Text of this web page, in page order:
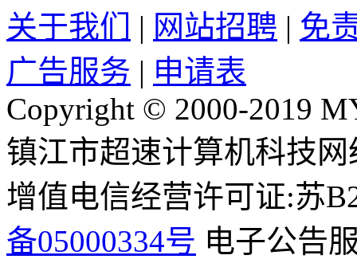
关于我们
| 网站招聘 | 免
广告服务 | 申请表
Copyright © 2000-2019
镇江市超速计算机科技
增值电信经营许可证:苏
备05000334号 电子公告